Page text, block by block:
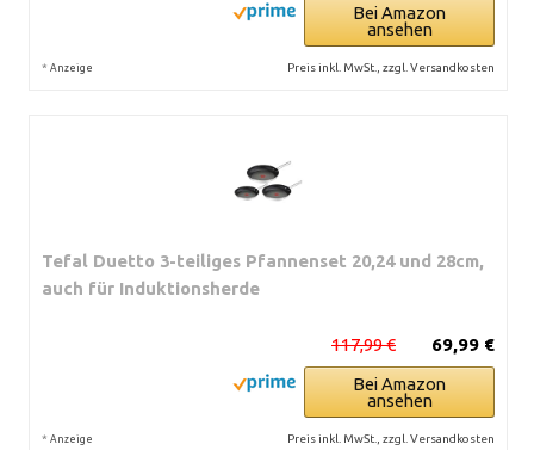
Bei Amazon
ansehen
* Anzeige Preis inkl. MwSt., zzgl. Versandkosten
Tefal Duetto 3-teiliges Pfannenset 20,24 und 28cm,
auch für Induktionsherde
69,99 €
117,99 €
Bei Amazon
ansehen
* Anzeige Preis inkl. MwSt., zzgl. Versandkosten